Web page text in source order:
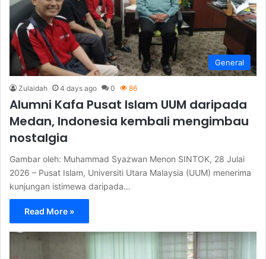
General
Zulaidah 4 days ago 0 86
Alumni Kafa Pusat Islam UUM daripada
Medan, Indonesia kembali mengimbau
nostalgia
Gambar oleh: Muhammad Syazwan Menon SINTOK, 28 Julai
2026 – Pusat Islam, Universiti Utara Malaysia (UUM) menerima
kunjungan istimewa daripada…
Read More »